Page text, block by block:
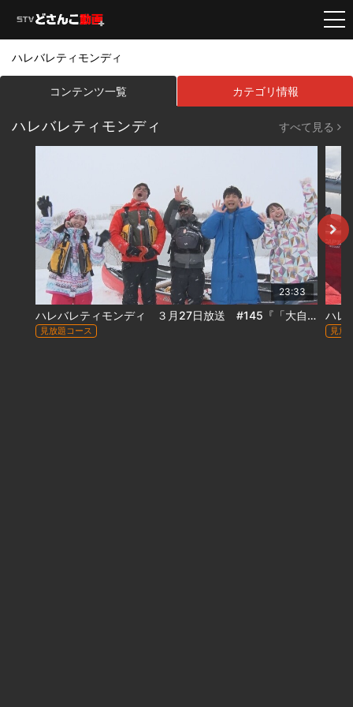
ハレバレティモンディ
コンテンツ一覧 カテゴリ情報
ハレバレティモンディ すべて見る
23:33
ハレバレティモンディ ３月27日放送 #145『「大自然完全制覇」石狩川完全制覇・厳冬編ラストラン』
見放題コース 見放